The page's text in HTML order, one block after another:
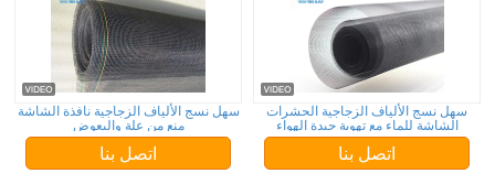
سهل نسج الألياف الزجاجية نافذة الشاشة
منع من علة والبعوض
اتصل بنا
سهل نسج الألياف الزجاجية الحشرات
الشاشة للماء مع تهوية جيدة الهواء
اتصل بنا